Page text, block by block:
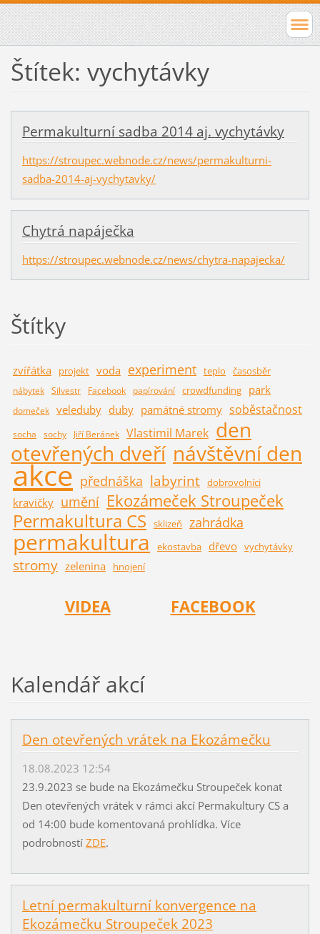
Štítek: vychytávky
Permakulturní sadba 2014 aj. vychytávky
https://stroupec.webnode.cz/news/permakulturni-
sadba-2014-aj-vychytavky/
Chytrá napáječka
https://stroupec.webnode.cz/news/chytra-napajecka/
Štítky
zvířátka projekt voda experiment teplo časosběr
nábytek Silvestr Facebook papírování crowdfunding park
domeček veleduby duby památné stromy soběstačnost
socha sochy Jiří Beránek Vlastimil Marek den
otevřených dveří návštěvní den
akce přednáška labyrint dobrovolníci
kravičky umění Ekozámeček Stroupeček
Permakultura CS sklizeň zahrádka
permakultura ekostavba dřevo vychytávky
stromy zelenina hnojení
VIDEA FACEBOOK
Kalendář akcí
Den otevřených vrátek na Ekozámečku
18.08.2023 12:54
23.9.2023 se bude na Ekozámečku Stroupeček konat
Den otevřených vrátek v rámci akcí Permakultury CS a
od 14:00 bude komentovaná prohlídka. Více
podrobností ZDE.
Letní permakulturní konvergence na
Ekozámečku Stroupeček 2023